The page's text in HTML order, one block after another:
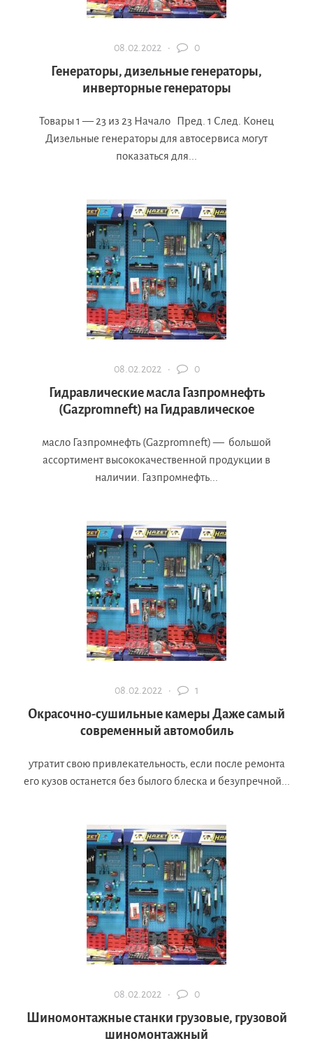
08.02.2022 · 0
Генераторы, дизельные генераторы,
инверторные генераторы
Товары 1 — 23 из 23 Начало Пред. 1 След. Конец
Дизельные генераторы для автосервиса могут
показаться для...
08.02.2022 · 0
Гидравлические масла Газпромнефть
(Gazpromneft) на Гидравлическое
масло Газпромнефть (Gazpromneft) — большой
ассортимент высококачественной продукции в
наличии. Газпромнефть...
08.02.2022 · 1
Окрасочно-сушильные камеры Даже самый
современный автомобиль
утратит свою привлекательность, если после ремонта
его кузов останется без былого блеска и безупречной...
08.02.2022 · 0
Шиномонтажные станки грузовые, грузовой
шиномонтажный